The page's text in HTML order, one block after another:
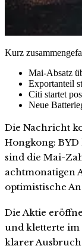
Kurz
Mai-Absatz
Exportanteil
Citi startet
Neue
Die Nachricht
Hongkong: BYD
sind die Mai-
achtmonatigen
optimistische
Die Aktie
und kletterte im
klarer Ausbruch